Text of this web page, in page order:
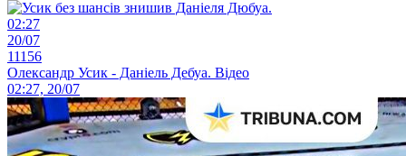
02:27
20/07
11156
Олександр Усик - Даніель Дебуа. Відео
02:27, 20/07